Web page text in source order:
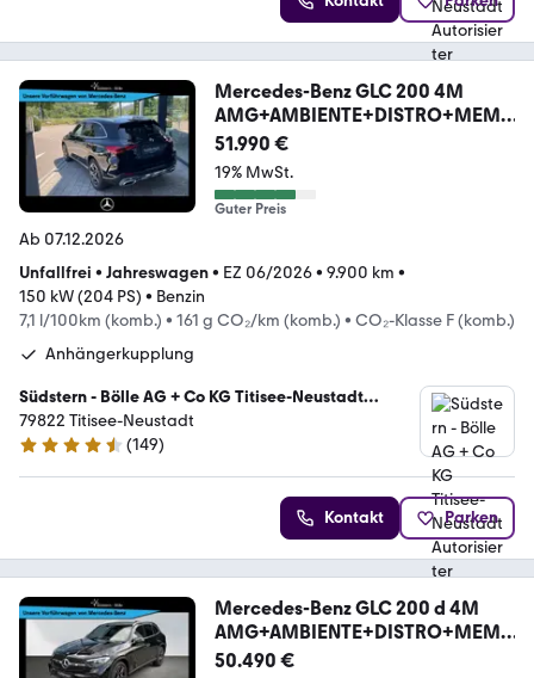
Mercedes-Benz GLC 200 4M
AMG+AMBIENTE+DISTRO+MEM
ORY+MBUX+AHK
51.990 €
19% MwSt.
Guter Preis
Ab 07.12.2026
Unfallfrei • Jahreswagen• EZ 06/2026• 9.900 km •
150 kW (204 PS) • Benzin
7,1 l/100km (komb.) • 161 g CO₂/km (komb.) • CO₂-Klasse F (komb.)
Anhängerkupplung
Südstern - Bölle AG + Co KG Titisee-Neustadt
Autorisierter Mercedes-Benz Verkauf und Service
79822 Titisee-Neustadt
4.7 Sterne
(149)
Kontakt Parken
Mercedes-Benz GLC 200 d 4M
AMG+AMBIENTE+DISTRO+MEM
ORY+MBUX+SHZ
50.490 €